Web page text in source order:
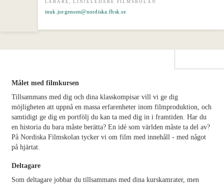
LÄRARE, LINJELEDARE FILMSKOLAN
inuk.jorgensen@nordiska.fhsk.se
Målet med filmkursen
Tillsammans med dig och dina klasskompisar vill vi ge dig
möjligheten att uppnå en massa erfarenheter inom filmproduktion, och
samtidigt ge dig en portfölj du kan ta med dig in i framtiden. Har du
en historia du bara måste berätta? En idé som världen måste ta del av?
På Nordiska Filmskolan tycker vi om film med innehåll - med något
på hjärtat.
Deltagare
Som deltagare jobbar du tillsammans med dina kurskamrater, men